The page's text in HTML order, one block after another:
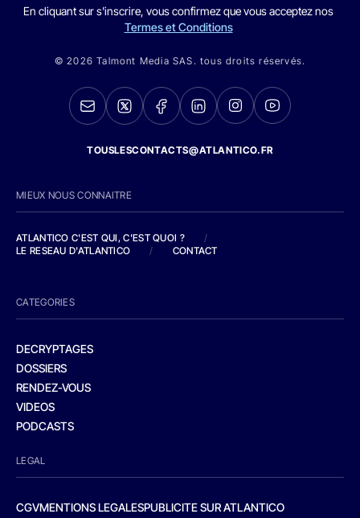
En cliquant sur s'inscrire, vous confirmez que vous acceptez nos
Termes et Conditions
© 2026 Talmont Media SAS. tous droits réservés.
TOUSLESCONTACTS@ATLANTICO.FR
MIEUX NOUS CONNAITRE
ATLANTICO C'EST QUI, C'EST QUOI ?
/
LE RESEAU D'ATLANTICO
/ CONTACT
CATEGORIES
DECRYPTAGES
DOSSIERS
RENDEZ-VOUS
VIDEOS
PODCASTS
LEGAL
CGVMENTIONS LEGALESPUBLICITE SUR ATLANTICO